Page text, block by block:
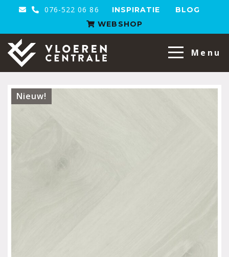
076-522 06 86 INSPIRATIE
BLOG
WEBSHOP
VloerenCentrale
Menu
Nieuw!